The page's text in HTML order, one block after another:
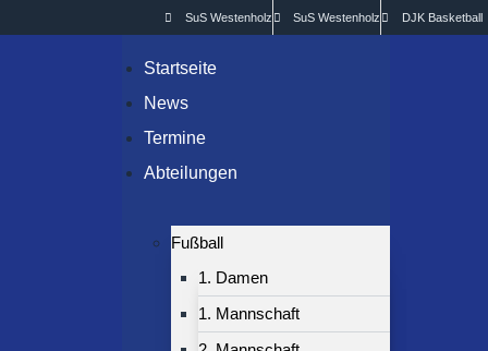
SuS Westenholz SuS Westenholz DJK Basketball
Startseite
News
Termine
Abteilungen
Fußball
1. Damen
1. Mannschaft